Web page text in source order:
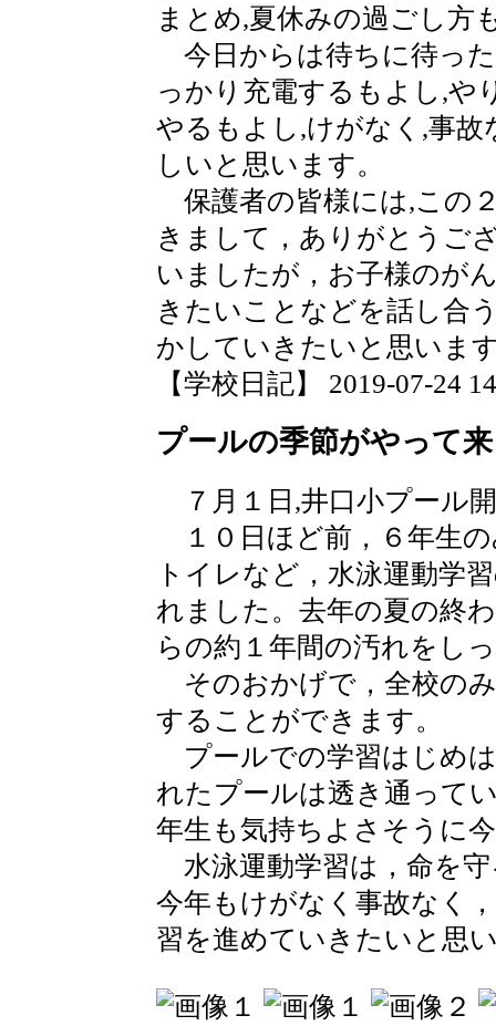
まとめ,夏休みの過ごし方
今日からは待ちに待っ
っかり充電するもよし,や
やるもよし,けがなく,事
しいと思います。
保護者の皆様には,この
きまして，ありがとうご
いましたが，お子様のが
きたいことなどを話し合
かしていきたいと思いま
【学校日記】 2019-07-24
プールの季節がやって
７月１日,井口小プール
１０日ほど前，６年生
トイレなど，水泳運動学
れました。去年の夏の終
らの約１年間の汚れをし
そのおかげで，全校の
することができます。
プールでの学習はじめ
れたプールは透き通って
年生も気持ちよさそうに
水泳運動学習は，命を
今年もけがなく事故なく
習を進めていきたいと思